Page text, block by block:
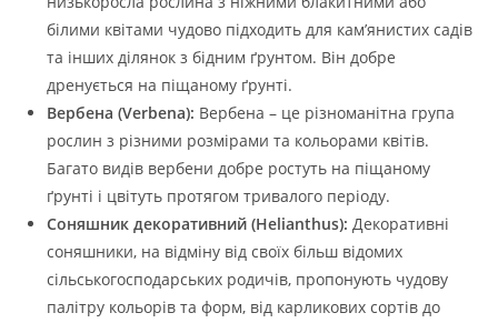
білими квітами чудово підходить для кам’янистих садів
та інших ділянок з бідним ґрунтом. Він добре
дренується на піщаному ґрунті.
Вербена (Verbena): Вербена – це різноманітна група
рослин з різними розмірами та кольорами квітів.
Багато видів вербени добре ростуть на піщаному
ґрунті і цвітуть протягом тривалого періоду.
Соняшник декоративний (Helianthus): Декоративні
соняшники, на відміну від своїх більш відомих
сільськогосподарських родичів, пропонують чудову
палітру кольорів та форм, від карликових сортів до